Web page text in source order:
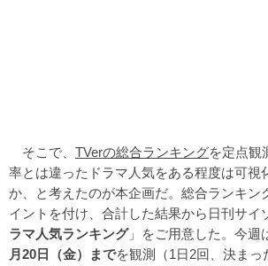
そこで、 TVerの総合ランキングを定点観
率とは違ったドラマ人気をある程度は可視
か、と考えたのが本企画だ。総合ランキン
イントを付け、合計した結果から日刊サイ
ラマ人気ランキング」をご用意した。今週
月20日（金）までを観測（1日2回、決まっ